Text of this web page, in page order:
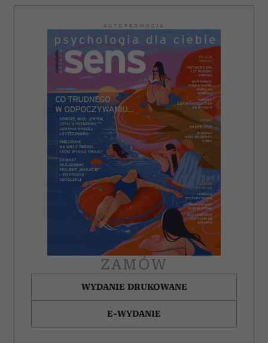
AUTOPROMOCJA
ZAMÓW
WYDANIE DRUKOWANE
E-WYDANIE